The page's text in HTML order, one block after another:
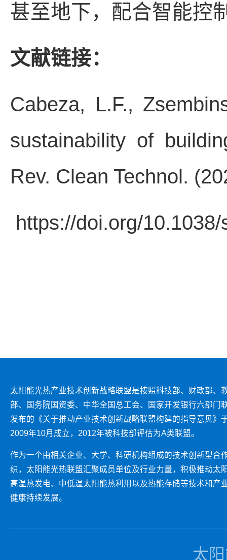
甚至地下，配合智能控
文献链接：
Cabeza, L.F.,
sustainability of
Rev. Clean Technol.
https://doi.org/
太阳能光热产业技术创新战略联盟是按照科技部、财政部、
部、国务院国资委、中华全国总工会、国家开发银行六部门
发布的《关于推动产业技术创新战略联盟构建的指导意见》
2009年10月成立，2012年被科技部评估为A类联盟。
作为一个由相关企业、大学、科研机构组成的技术创新型合
织，太阳能光热联盟汇聚成员单位及行业力量，积极推动太
高温热发电、中低温太阳能热利用以及热能存储等技术和产
健康持续发展。
太